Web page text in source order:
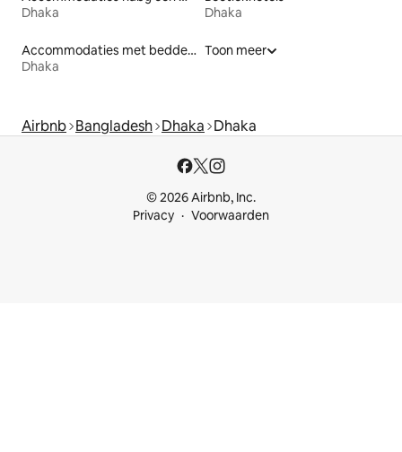
Dhaka
Dhaka
Accommodaties met bedden op toegankelijke hoogte
Dhaka
Toon meer
Airbnb Bangladesh Dhaka Dhaka
© 2026 Airbnb, Inc.
Privacy
Voorwaarden